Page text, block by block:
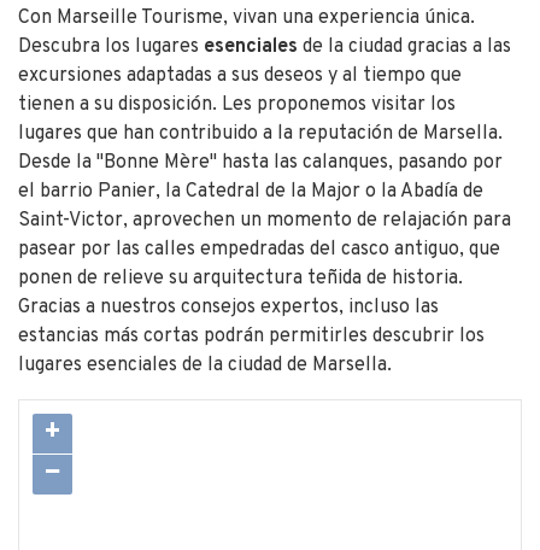
Con Marseille Tourisme, vivan una experiencia única.
Descubra los lugares esenciales de la ciudad gracias a las
excursiones adaptadas a sus deseos y al tiempo que
tienen a su disposición. Les proponemos visitar los
lugares que han contribuido a la reputación de Marsella.
Desde la "Bonne Mère" hasta las calanques, pasando por
el barrio Panier, la Catedral de la Major o la Abadía de
Saint-Victor, aprovechen un momento de relajación para
pasear por las calles empedradas del casco antiguo, que
ponen de relieve su arquitectura teñida de historia.
Gracias a nuestros consejos expertos, incluso las
estancias más cortas podrán permitirles descubrir los
lugares esenciales de la ciudad de Marsella.
+
−